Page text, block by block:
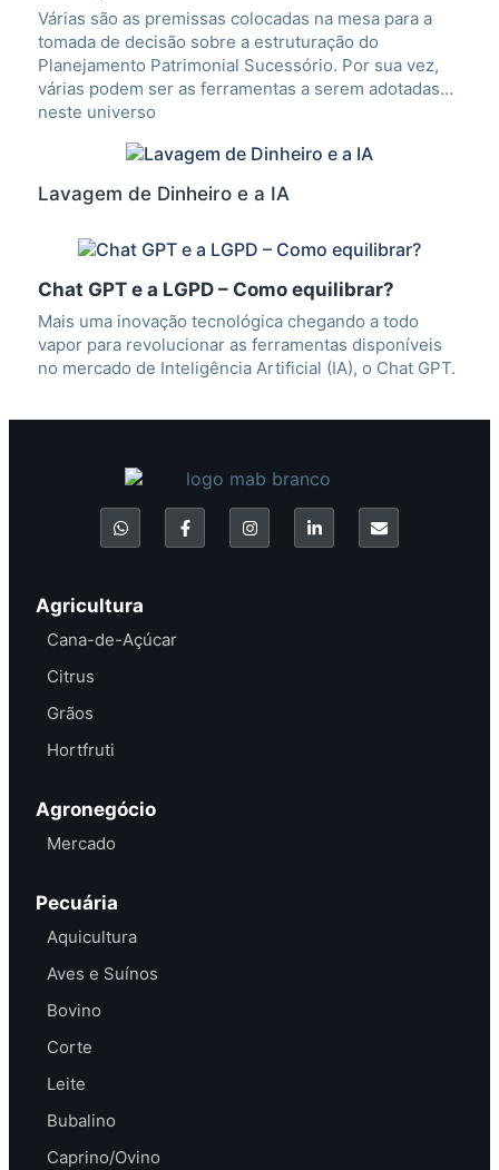
Várias são as premissas colocadas na mesa para a
tomada de decisão sobre a estruturação do
Planejamento Patrimonial Sucessório. Por sua vez,
várias podem ser as ferramentas a serem adotadas
neste universo
Lavagem de Dinheiro e a IA
Chat GPT e a LGPD – Como equilibrar?
Mais uma inovação tecnológica chegando a todo
vapor para revolucionar as ferramentas disponíveis
no mercado de Inteligência Artificial (IA), o Chat GPT.
Agricultura
Cana-de-Açúcar
Citrus
Grãos
Hortfruti
Agronegócio
Mercado
Pecuária
Aquicultura
Aves e Suínos
Bovino
Corte
Leite
Bubalino
Caprino/Ovino